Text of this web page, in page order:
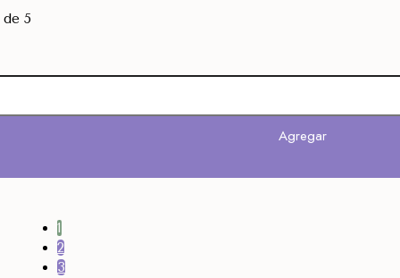
5
Agregar
1
2
3